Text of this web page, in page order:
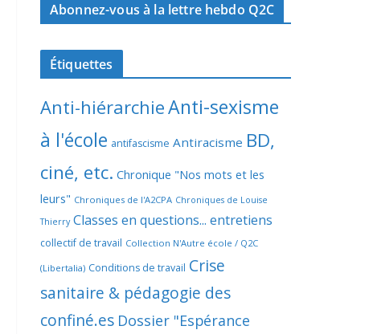
Abonnez-vous à la lettre hebdo Q2C
Étiquettes
Anti-hiérarchieAnti-sexisme
à l'école antifascisme Antiracisme BD,
ciné, etc. Chronique "Nos mots et les
leurs" Chroniques de l'A2CPA Chroniques de Louise
Thierry Classes en questions... entretiens
collectif de travail Collection N'Autre école / Q2C
(Libertalia) Conditions de travail Crise
sanitaire & pédagogie des
confiné.es Dossier "Espérance